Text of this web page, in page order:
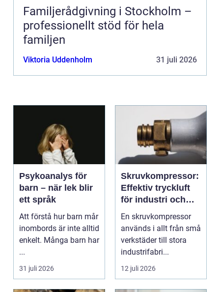
Familjerådgivning i Stockholm –
professionellt stöd för hela
familjen
Viktoria Uddenholm 31 juli 2026
Psykoanalys för
barn – när lek blir
ett språk
Att förstå hur barn mår
inombords är inte alltid
enkelt. Många barn har
...
31 juli 2026
Skruvkompressor:
Effektiv tryckluft
för industri och
verkstad
En skruvkompressor
används i allt från små
verkstäder till stora
industrifabri...
12 juli 2026